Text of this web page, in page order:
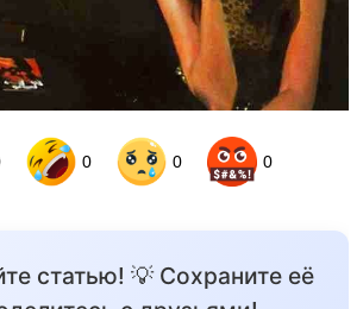
0 0 0
статью! 💡 Сохраните её